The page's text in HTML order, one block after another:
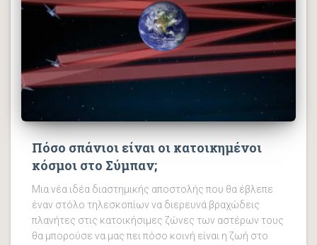
Πόσο σπάνιοι είναι οι κατοικημένοι
κόσμοι στο Σύμπαν;
Μια νέα ιδέα διαστημικής αποστολής που θα έβλεπε
έναν στόλο τηλεσκοπίων να διερευνά βραχώδεις
πλανήτες στις κατοικήσιμες ζώνες των αστέρων τους
θα μπορούσε να μας πει πόσο κοινή είναι η ζωή στο